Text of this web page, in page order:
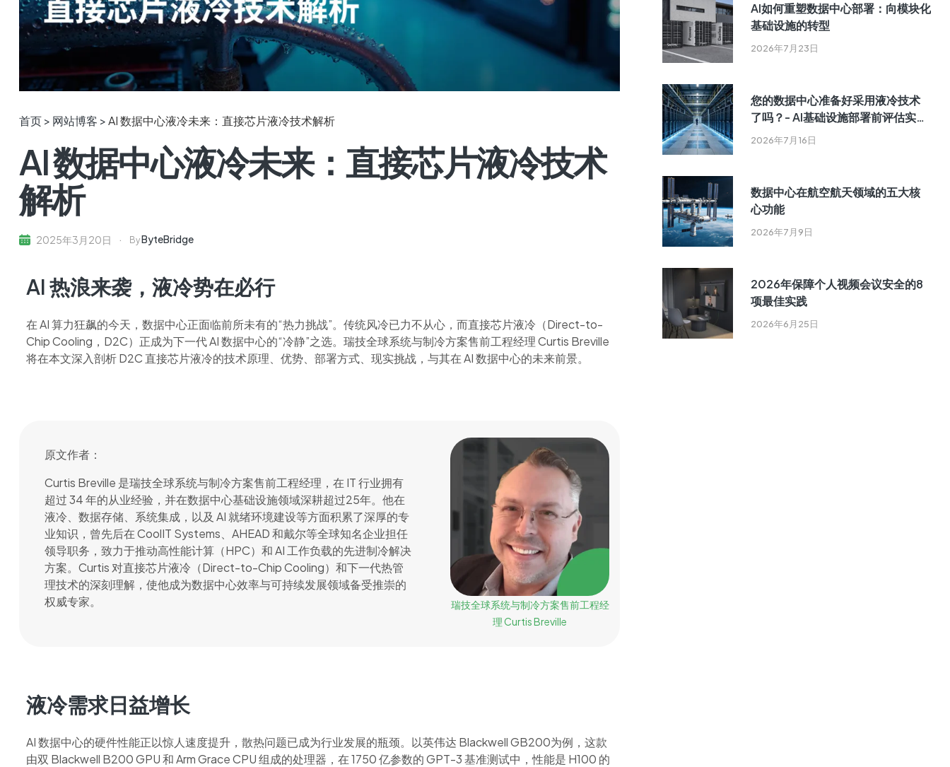
首页 > 网站博客 >AI 数据中心液冷未来：直接芯片液冷技术解析
AI 数据中心液冷未来：直接芯片液冷技术
解析
2025年3月20日 ByByteBridge
AI 热浪来袭，液冷势在必行
在 AI 算力狂飙的今天，数据中心正面临前所未有的“热力挑战”。传统风冷已力不从心，而直接芯片液冷（Direct-to-
Chip Cooling，D2C）正成为下一代 AI 数据中心的“冷静”之选。瑞技全球系统与制冷方案售前工程经理 Curtis Breville
将在本文深入剖析 D2C 直接芯片液冷的技术原理、优势、部署方式、现实挑战，与其在 AI 数据中心的未来前景。
原文作者：
Curtis Breville 是瑞技全球系统与制冷方案售前工程经理，在 IT 行业拥有
超过 34 年的从业经验，并在数据中心基础设施领域深耕超过25年。他在
液冷、数据存储、系统集成，以及 AI 就绪环境建设等方面积累了深厚的专
业知识，曾先后在 CoolIT Systems、AHEAD 和戴尔等全球知名企业担任
领导职务，致力于推动高性能计算（HPC）和 AI 工作负载的先进制冷解决
方案。Curtis 对直接芯片液冷（Direct-to-Chip Cooling）和下一代热管
理技术的深刻理解，使他成为数据中心效率与可持续发展领域备受推崇的
权威专家。
瑞技全球系统与制冷方案售前工程经
理 Curtis Breville
液冷需求日益增长
AI 数据中心的硬件性能正以惊人速度提升，散热问题已成为行业发展的瓶颈。以英伟达 Blackwell GB200为例，这款
由双 Blackwell B200 GPU 和 Arm Grace CPU 组成的处理器，在 1750 亿参数的 GPT-3 基准测试中，性能是 H100 的
2026年7月23日
AI如何重塑数据中心部署：向模块化
基础设施的转型
2026年7月16日
您的数据中心准备好采用液冷技术
了吗？- AI基础设施部署前评估实用
指南
2026年7月9日
数据中心在航空航天领域的五大核
心功能
2026年6月25日
2026年保障个人视频会议安全的8
项最佳实践